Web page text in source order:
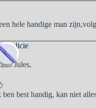
hele handige man
Jules,
ben best handig, kan niet